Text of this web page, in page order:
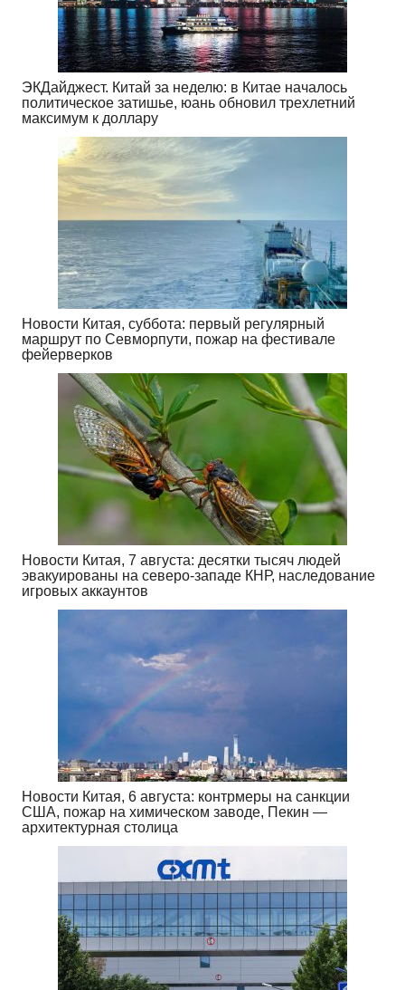
ЭКДайджест. Китай за неделю: в Китае началось
политическое затишье, юань обновил трехлетний
максимум к доллару
Новости Китая, суббота: первый регулярный
маршрут по Севморпути, пожар на фестивале
фейерверков
Новости Китая, 7 августа: десятки тысяч людей
эвакуированы на северо-западе КНР, наследование
игровых аккаунтов
Новости Китая, 6 августа: контрмеры на санкции
США, пожар на химическом заводе, Пекин —
архитектурная столица